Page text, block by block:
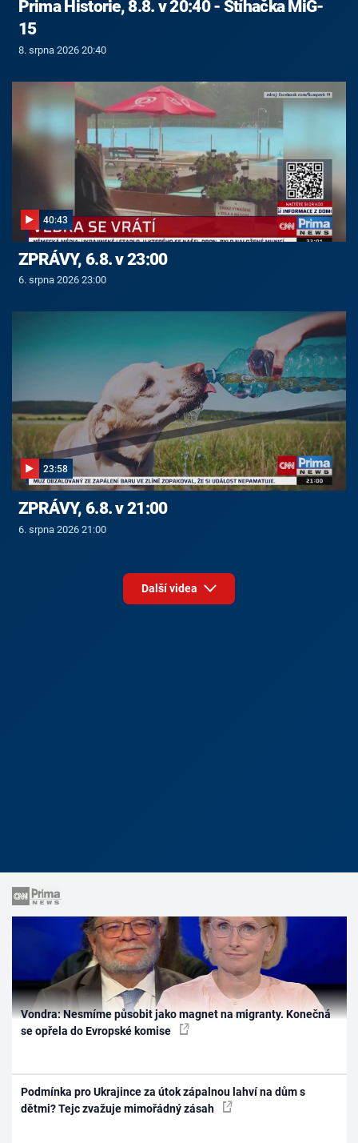
Prima Historie, 8.8. v 20:40 - Stíhačka MiG-
15
8. srpna 2026 20:40
40:43
ZPRÁVY, 6.8. v 23:00
6. srpna 2026 23:00
23:58
ZPRÁVY, 6.8. v 21:00
6. srpna 2026 21:00
Další videa
Vondra: Nesmíme působit jako magnet na migranty. Konečná
se opřela do Evropské komise
Podmínka pro Ukrajince za útok zápalnou lahví na dům s
dětmi? Tejc zvažuje mimořádný zásah